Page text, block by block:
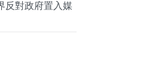
反對政府置入媒